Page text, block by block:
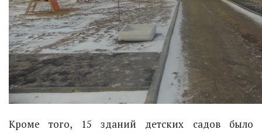
Кроме того, 15 зданий детских садов было